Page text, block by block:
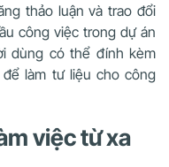
thảo luận và trao đổi
công việc trong dự án
dùng có thể đính kèm
làm tư liệu cho công
việc từ xa